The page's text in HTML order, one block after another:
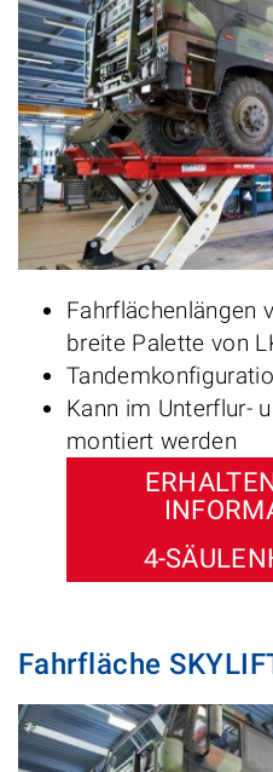
Fahrflächenlängen
breite Palette von
Kann im Unterflur-
montiert werden
4-
Fahrfläche